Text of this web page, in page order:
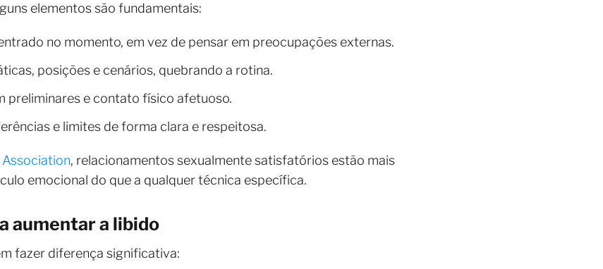
elementos são fundamentais:
no momento, em vez de pensar em preocupações externas.
posições e cenários, quebrando a rotina.
preliminares e contato físico afetuoso.
e limites de forma clara e respeitosa.
, relacionamentos sexualmente satisfatórios estão mais
emocional do que a qualquer técnica específica.
aumentar a libido
fazer diferença significativa: